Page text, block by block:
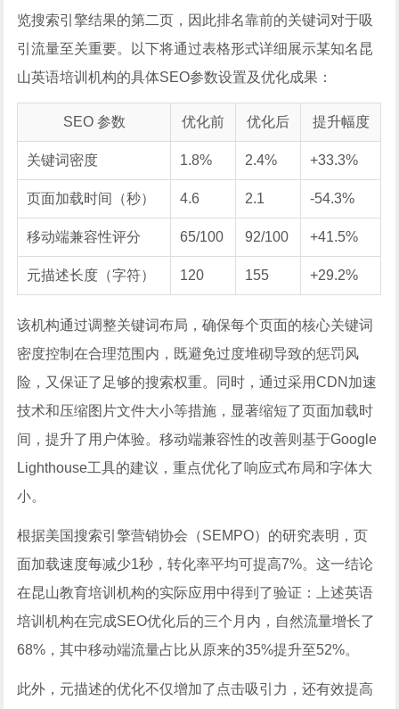
览搜索引擎结果的第二页，因此排名靠前的关键词对于吸
引流量至关重要。以下将通过表格形式详细展示某知名昆
山英语培训机构的具体SEO参数设置及优化成果：
SEO 参数 优化前 优化后 提升幅度
关键词密度 1.8% 2.4% +33.3%
页面加载时间（秒） 4.6 2.1 -54.3%
移动端兼容性评分 65/100 92/100 +41.5%
元描述长度（字符） 120 155 +29.2%
该机构通过调整关键词布局，确保每个页面的核心关键词
密度控制在合理范围内，既避免过度堆砌导致的惩罚风
险，又保证了足够的搜索权重。同时，通过采用CDN加速
技术和压缩图片文件大小等措施，显著缩短了页面加载时
间，提升了用户体验。移动端兼容性的改善则基于Google
Lighthouse工具的建议，重点优化了响应式布局和字体大
小。
根据美国搜索引擎营销协会（SEMPO）的研究表明，页
面加载速度每减少1秒，转化率平均可提高7%。这一结论
在昆山教育培训机构的实际应用中得到了验证：上述英语
培训机构在完成SEO优化后的三个月内，自然流量增长了
68%，其中移动端流量占比从原来的35%提升至52%。
此外，元描述的优化不仅增加了点击吸引力，还有效提高